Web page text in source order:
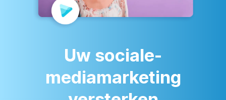
Uw sociale-
mediamarketing